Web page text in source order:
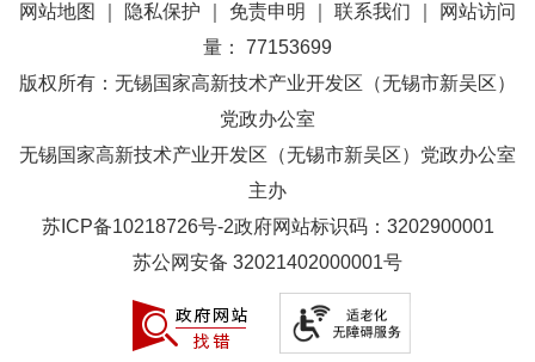
网站地图 隐私保护 免责申明 联系我们
网站访问
量： 77153699
版权所有：无锡国家高新技术产业开发区（无锡市新吴区）
党政办公室
无锡国家高新技术产业开发区（无锡市新吴区）党政办公室
主办
苏ICP备10218726号-2政府网站标识码：3202900001
苏公网安备 32021402000001号